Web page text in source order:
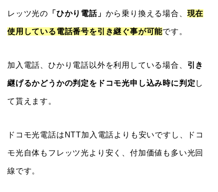
レッツ光の 「ひかり電話」 から乗り換える場合、 現在
使用している電話番号を引き継ぐ事が可能です。
加入電話、ひかり電話以外を利用している場合、 引き
継げるかどうかの判定をドコモ光申し込み時に判定 し
て貰えます。
ドコモ光電話はNTT加入電話よりも安いですし、ドコ
モ光自体もフレッツ光より安く、付加価値も多い光回
線です。